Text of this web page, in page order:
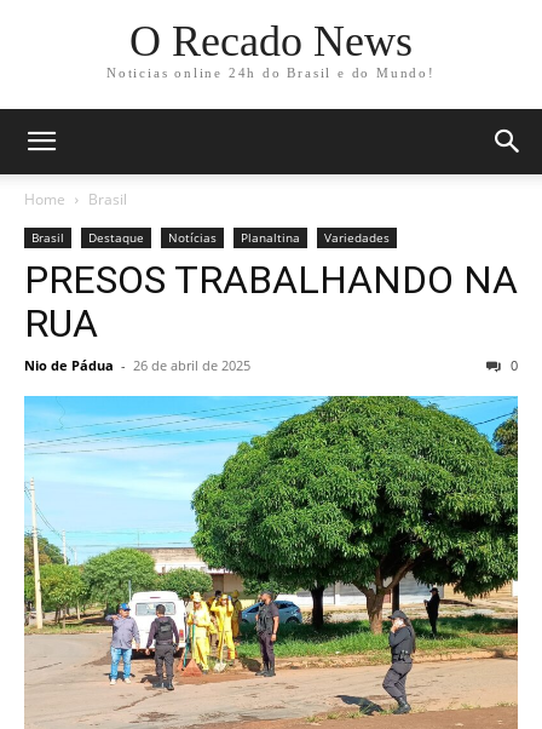
O Recado News
Noticias online 24h do Brasil e do Mundo!
Home Brasil
Brasil Destaque Notícias Planaltina Variedades
PRESOS TRABALHANDO NA
RUA
Nio de Pádua - 26 de abril de 2025 0